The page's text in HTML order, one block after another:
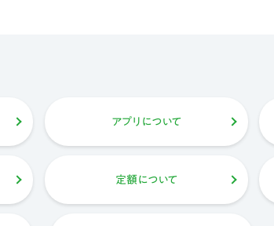
アプリについて
定額について